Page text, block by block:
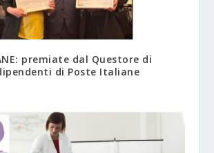
premiate dal Questore di
di Poste Italiane